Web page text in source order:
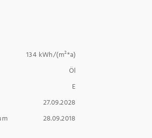
134 kWh/(m²*a)
Öl
E
27.09.2028
28.09.2018